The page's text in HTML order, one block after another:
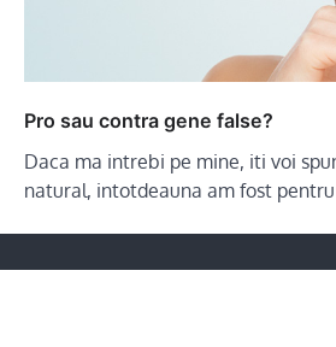
Pro sau contra gene false?
Daca ma intrebi pe mine, iti voi
natural, intotdeauna am fost